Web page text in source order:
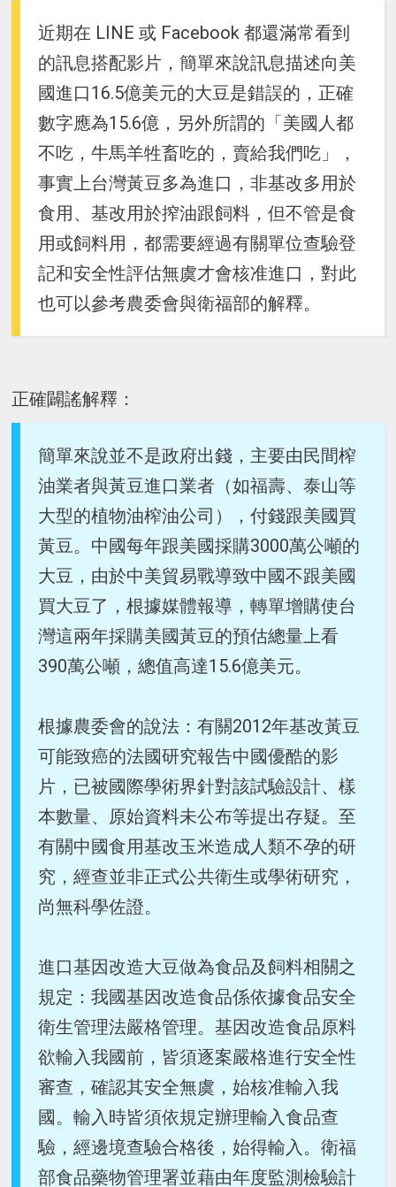
近期在 LINE 或 Facebook 都還滿常看到
的訊息搭配影片，簡單來說訊息描述向美
國進口16.5億美元的大豆是錯誤的，正確
數字應為15.6億，另外所謂的「美國人都
不吃，牛馬羊牲畜吃的，賣給我們吃」，
事實上台灣黃豆多為進口，非基改多用於
食用、基改用於搾油跟飼料，但不管是食
用或飼料用，都需要經過有關單位查驗登
記和安全性評估無虞才會核准進口，對此
也可以參考農委會與衛福部的解釋。
正確闢謠解釋：
簡單來說並不是政府出錢，主要由民間榨
油業者與黃豆進口業者（如福壽、泰山等
大型的植物油榨油公司），付錢跟美國買
黃豆。中國每年跟美國採購3000萬公噸的
大豆，由於中美貿易戰導致中國不跟美國
買大豆了，根據媒體報導，轉單增購使台
灣這兩年採購美國黃豆的預估總量上看
390萬公噸，總值高達15.6億美元。
根據農委會的說法：有關2012年基改黃豆
可能致癌的法國研究報告中國優酷的影
片，已被國際學術界針對該試驗設計、樣
本數量、原始資料未公布等提出存疑。至
有關中國食用基改玉米造成人類不孕的研
究，經查並非正式公共衛生或學術研究，
尚無科學佐證。
進口基因改造大豆做為食品及飼料相關之
規定：我國基因改造食品係依據食品安全
衛生管理法嚴格管理。基因改造食品原料
欲輸入我國前，皆須逐案嚴格進行安全性
審查，確認其安全無虞，始核准輸入我
國。輸入時皆須依規定辦理輸入食品查
驗，經邊境查驗合格後，始得輸入。衛福
部食品藥物管理署並藉由年度監測檢驗計